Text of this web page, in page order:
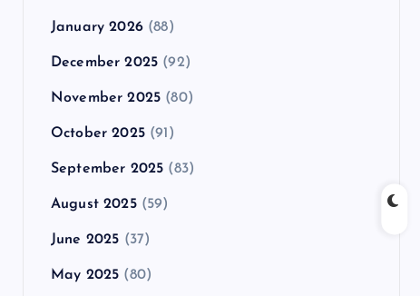
January 2026(88)
December 2025 (92)
November 2025 (80)
October 2025(91)
September 2025 (83)
August 2025(59)
June 2025 (37)
May 2025 (80)